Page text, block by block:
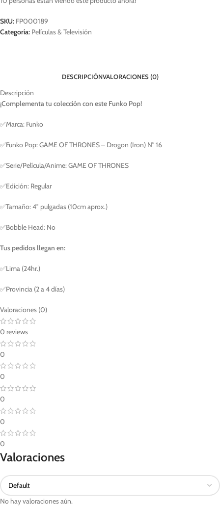
SKU: FP000189
Categoría: Películas & Televisión
DESCRIPCIÓNVALORACIONES (0)
Descripción
¡Complementa tu colección con este Funko Pop!
✅Marca: Funko
✅Funko Pop: GAME OF THRONES – Drogon (Iron) N° 16
✅Serie/Película/Anime: GAME OF THRONES
✅Edición: Regular
✅Tamaño: 4″ pulgadas (10cm aprox.)
✅Bobble Head: No
Tus pedidos llegan en:
✅Lima (24hr.)
✅Provincia (2 a 4 días)
Valoraciones (0)
0 reviews
0
0
0
0
0
Valoraciones
No hay valoraciones aún.